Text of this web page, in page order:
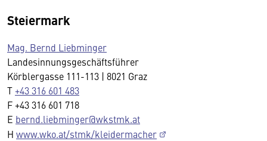
Steiermark
Mag. Bernd Liebminger
Landesinnungsgeschäftsführer
Körblergasse 111-113 | 8021 Graz
T+43 316 601 483
F +43 316 601 718
E bernd.liebminger@wkstmk.at
H www.wko.at/stmk/kleidermacher